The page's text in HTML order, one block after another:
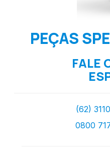
PEÇAS
FALE
(62)
0800